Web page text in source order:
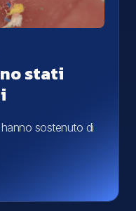
stati
sostenuto di